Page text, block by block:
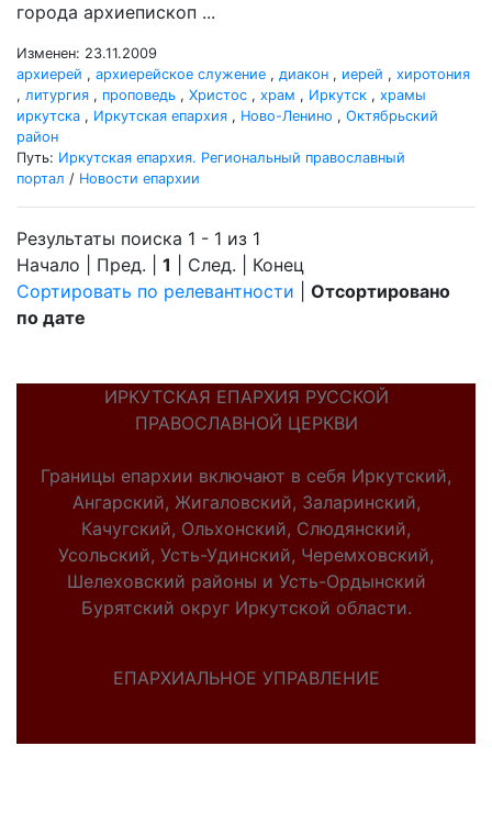
города архиепископ ...
Изменен: 23.11.2009
архиерей , архиерейское служение , диакон , иерей , хиротония
, литургия , проповедь , Христос , храм , Иркутск , храмы
иркутска , Иркутская епархия , Ново-Ленино , Октябрьский
район
Путь: Иркутская епархия. Региональный православный
портал / Новости епархии
Результаты поиска 1 - 1 из 1
Начало | Пред. | 1 | След. | Конец
Сортировать по релевантности
Отсортировано
по дате
ИРКУТСКАЯ ЕПАРХИЯ РУССКОЙ
ПРАВОСЛАВНОЙ ЦЕРКВИ
Границы епархии включают в себя Иркутский,
Ангарский, Жигаловский, Заларинский,
Качугский, Ольхонский, Слюдянский,
Усольский, Усть-Удинский, Черемховский,
Шелеховский районы и Усть-Ордынский
Бурятский округ Иркутской области.
ЕПАРХИАЛЬНОЕ УПРАВЛЕНИЕ